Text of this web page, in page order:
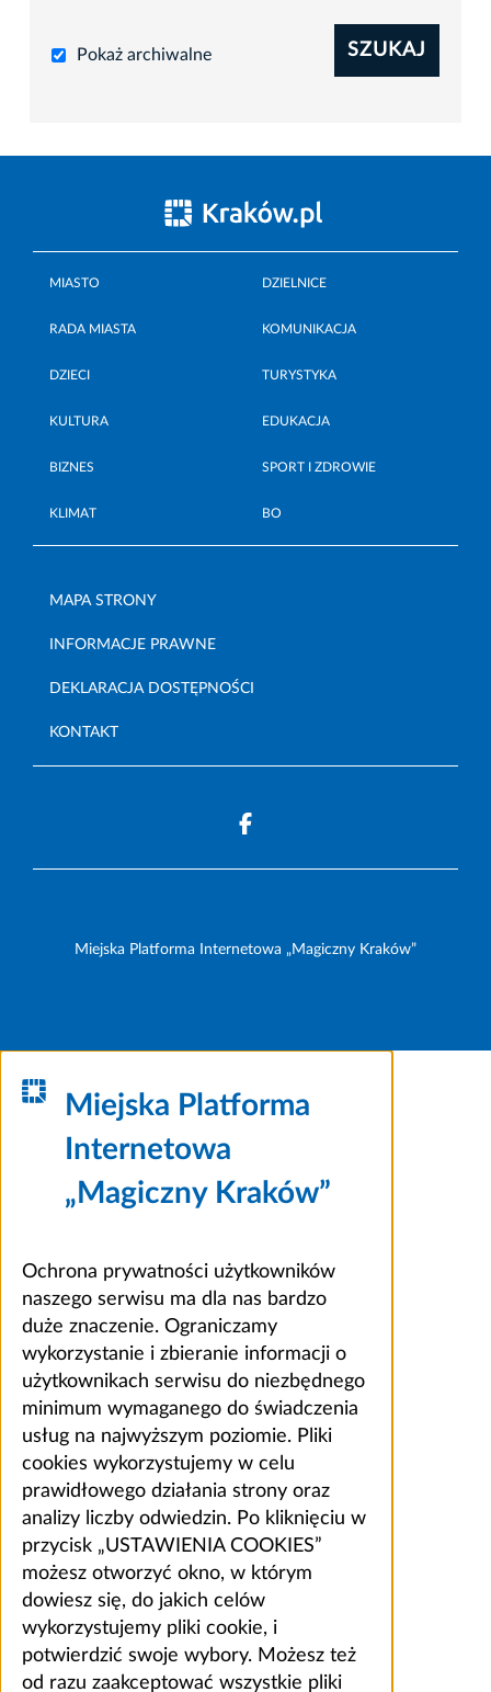
Pokaż archiwalne SZUKAJ
MIASTO DZIELNICE
RADA MIASTA KOMUNIKACJA
DZIECI TURYSTYKA
KULTURA EDUKACJA
BIZNES SPORT I ZDROWIE
KLIMAT BO
MAPA STRONY
INFORMACJE PRAWNE
DEKLARACJA DOSTĘPNOŚCI
KONTAKT
Miejska Platforma Internetowa „Magiczny Kraków”
Miejska Platforma
Internetowa
„Magiczny Kraków”
Ochrona prywatności użytkowników
naszego serwisu ma dla nas bardzo
duże znaczenie. Ograniczamy
wykorzystanie i zbieranie informacji o
użytkownikach serwisu do niezbędnego
minimum wymaganego do świadczenia
usług na najwyższym poziomie. Pliki
cookies wykorzystujemy w celu
prawidłowego działania strony oraz
analizy liczby odwiedzin. Po kliknięciu w
przycisk „USTAWIENIA COOKIES”
możesz otworzyć okno, w którym
dowiesz się, do jakich celów
wykorzystujemy pliki cookie, i
potwierdzić swoje wybory. Możesz też
od razu zaakceptować wszystkie pliki